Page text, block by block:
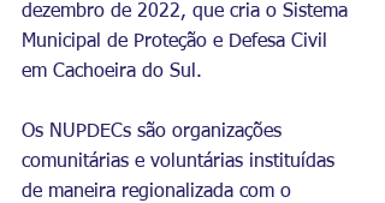
dezembro de 2022, que cria o Sistema
Municipal de Proteção e Defesa Civil
em Cachoeira do Sul.
Os NUPDECs são organizações
comunitárias e voluntárias instituídas
de maneira regionalizada com o